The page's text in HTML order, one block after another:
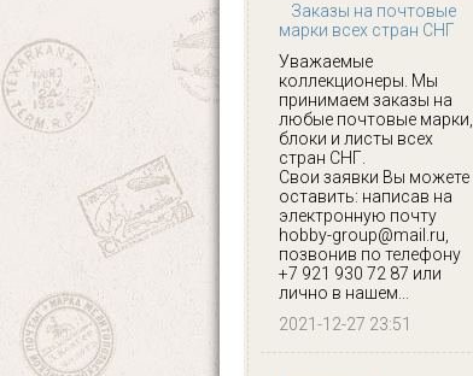
Заказы на почтовые
марки всех стран СНГ
Уважаемые
коллекционеры. Мы
принимаем заказы на
любые почтовые марки,
блоки и листы всех
стран СНГ.
Свои заявки Вы можете
оставить: написав на
электронную почту
hobby-group@mail.ru,
позвонив по телефону
+7 921 930 72 87 или
лично в нашем...
2021-12-27 23:51